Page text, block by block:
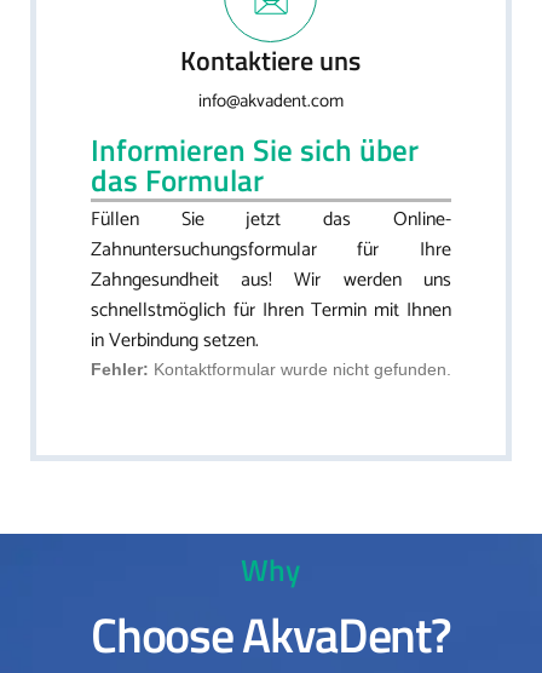
Kontaktiere uns
info@akvadent.com
Informieren Sie sich über
das Formular
Füllen Sie jetzt das Online-
Zahnuntersuchungsformular für Ihre
Zahngesundheit aus! Wir werden uns
schnellstmöglich für Ihren Termin mit Ihnen
in Verbindung setzen.
Fehler: Kontaktformular wurde nicht gefunden.
Why
Choose AkvaDent?